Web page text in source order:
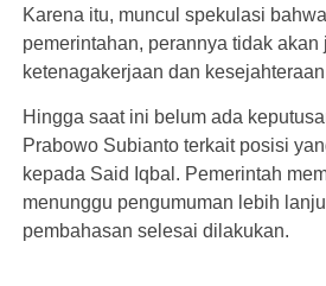
Karena itu, muncul spekulasi
pemerintahan, perannya tidak akan
ketenagakerjaan dan
Hingga saat ini belum ada
Prabowo Subianto terkait posisi
kepada Said Iqbal. Pemerintah
menunggu pengumuman lebih
pembahasan selesai dilakukan.